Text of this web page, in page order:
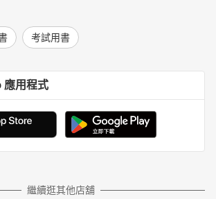
考試用書
應用程式
繼續逛其他店舖